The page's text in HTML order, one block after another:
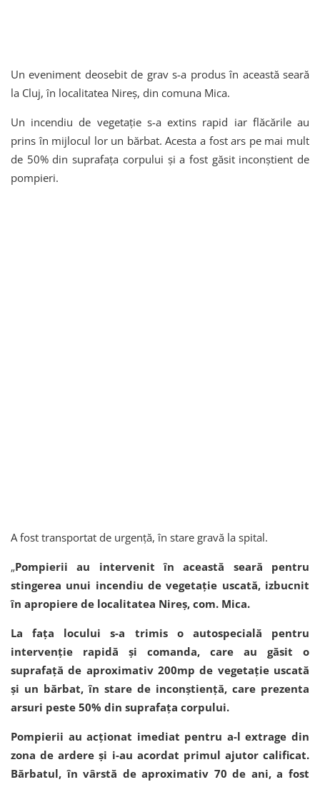
Un eveniment deosebit de grav s-a produs în această seară
la Cluj, în localitatea Nireș, din comuna Mica.
Un incendiu de vegetație s-a extins rapid iar flăcările au
prins în mijlocul lor un bărbat. Acesta a fost ars pe mai mult
de 50% din suprafața corpului și a fost găsit inconștient de
pompieri.
A fost transportat de urgență, în stare gravă la spital.
„Pompierii au intervenit în această seară pentru
stingerea unui incendiu de vegetație uscată, izbucnit
în apropiere de localitatea Nireș, com. Mica.
La fața locului s-a trimis o autospecială pentru
intervenție rapidă și comanda, care au găsit o
suprafață de aproximativ 200mp de vegetație uscată
și un bărbat, în stare de inconștiență, care prezenta
arsuri peste 50% din suprafața corpului.
Pompierii au acționat imediat pentru a-l extrage din
zona de ardere și i-au acordat primul ajutor calificat.
Bărbatul, în vârstă de aproximativ 70 de ani, a fost